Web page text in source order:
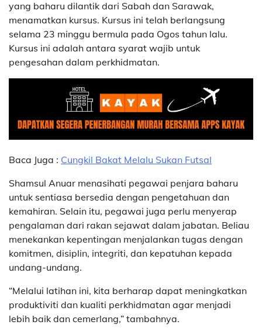
yang baharu dilantik dari Sabah dan Sarawak,
menamatkan kursus. Kursus ini telah berlangsung
selama 23 minggu bermula pada Ogos tahun lalu.
Kursus ini adalah antara syarat wajib untuk
pengesahan dalam perkhidmatan.
Baca Juga : Cungkil Bakat Melalu Sukan Futsal
Shamsul Anuar menasihati pegawai penjara baharu
untuk sentiasa bersedia dengan pengetahuan dan
kemahiran. Selain itu, pegawai juga perlu menyerap
pengalaman dari rakan sejawat dalam jabatan. Beliau
menekankan kepentingan menjalankan tugas dengan
komitmen, disiplin, integriti, dan kepatuhan kepada
undang-undang.
“Melalui latihan ini, kita berharap dapat meningkatkan
produktiviti dan kualiti perkhidmatan agar menjadi
lebih baik dan cemerlang,” tambahnya.